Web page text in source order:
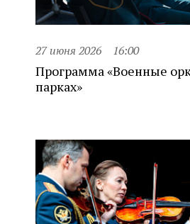
27 июня 2026 16:00
Программа «Военные
парках»